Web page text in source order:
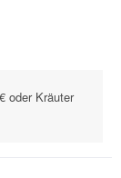
oder Kräuter